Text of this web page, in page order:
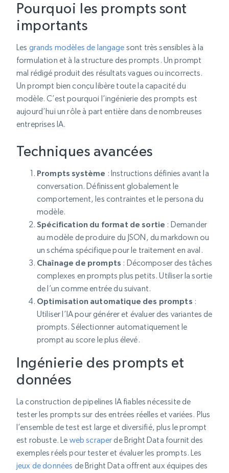
Pourquoi les prompts sont
importants
Les grands modèles de langage sont très sensibles à la
formulation et à la structure des prompts. Un prompt
mal rédigé produit des résultats vagues ou incorrects.
Un prompt bien conçu libère toute la capacité du
modèle. C’est pourquoi l’ingénierie des prompts est
aujourd’hui un rôle à part entière dans de nombreuses
entreprises IA.
Techniques avancées
Prompts système : Instructions définies avant la
conversation. Définissent globalement le
comportement, les contraintes et le persona du
modèle.
Spécification du format de sortie : Demander
au modèle de produire du JSON, du markdown ou
un schéma spécifique pour le traitement en aval.
Chaînage de prompts : Décomposer des tâches
complexes en prompts plus petits. Utiliser la sortie
de l’un comme entrée du suivant.
Optimisation automatique des prompts :
Utiliser l’IA pour générer et évaluer des variantes de
prompts. Sélectionner automatiquement le
prompt au score le plus élevé.
Ingénierie des prompts et
données
La construction de pipelines IA fiables nécessite de
tester les prompts sur des entrées réelles et variées. Plus
l’ensemble de test est large et diversifié, plus le prompt
est robuste. Le web scraperde Bright Data fournit des
exemples réels pour tester et évaluer les prompts. Les
jeux de données de Bright Data offrent aux équipes des